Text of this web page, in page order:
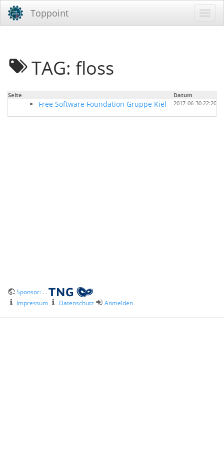
Toppoint
TAG: floss
Seite Datum
Free Software Foundation Gruppe Kiel 2017-06-30 22:20
Sponsor: . .
Impressum
Datenschutz Anmelden